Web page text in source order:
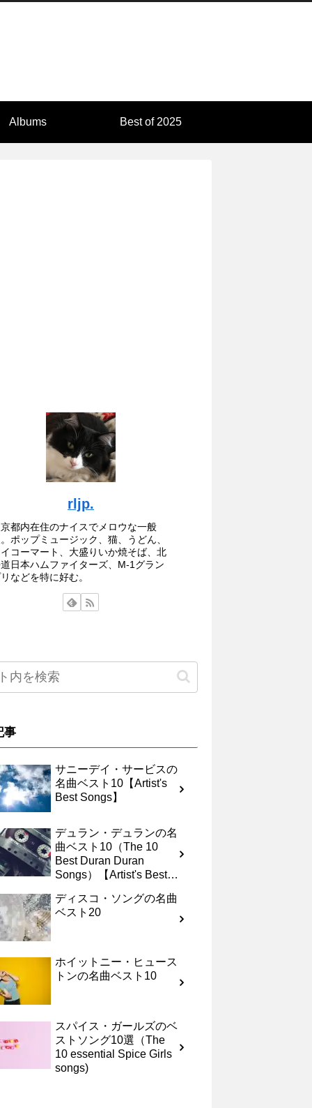
Albums Best of 2025
rljp.
都内在住のナイスでメロウな一般
ポップミュージック、猫、うどん、
コーマート、大盛りいか焼そば、北
日本ハムファイターズ、M-1グラン
などを特に好む。
事
サニーデイ・サービスの
名曲ベスト10【Artist's
Best Songs】
デュラン・デュランの名
曲ベスト10（The 10
Best Duran Duran
Songs）【Artist's Best
ディスコ・ソングの名曲
ベスト20
ホイットニー・ヒュース
トンの名曲ベスト10
スパイス・ガールズのベ
ストソング10選（The
10 essential Spice Girls
songs)